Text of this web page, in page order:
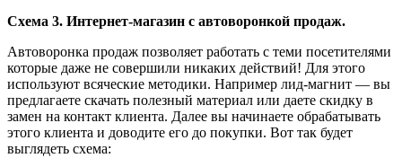
Схема 3. Интернет-магазин с автоворонкой продаж.
Автоворонка продаж позволяет работать с теми посетителями
которые даже не совершили никаких действий! Для этого
используют всяческие методики. Например лид-магнит — вы
предлагаете скачать полезный материал или даете скидку в
замен на контакт клиента. Далее вы начинаете обрабатывать
этого клиента и доводите его до покупки. Вот так будет
выглядеть схема: